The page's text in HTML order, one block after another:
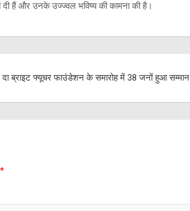
हैं और उनके उज्ज्वल भविष्य की कामना की है।
दा ब्राइट फ्यूचर फाउंडेशन के समारोह में 38 जनों हुआ सम्मान
*